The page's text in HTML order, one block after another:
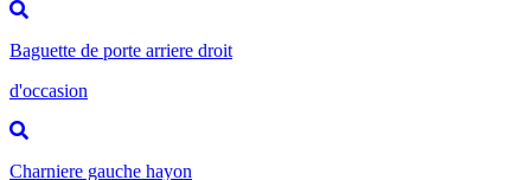
Baguette de porte arriere droit
d'occasion
Charniere gauche hayon